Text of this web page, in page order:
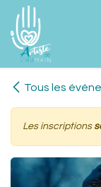
Se rendre au
Tous les
Les inscriptions